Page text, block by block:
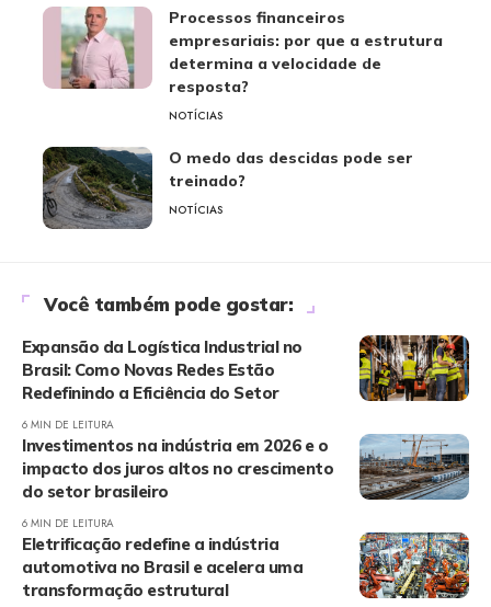
Processos financeiros
empresariais: por que a estrutura
determina a velocidade de
resposta?
NOTÍCIAS
O medo das descidas pode ser
treinado?
NOTÍCIAS
Você também pode gostar:
Expansão da Logística Industrial no
Brasil: Como Novas Redes Estão
Redefinindo a Eficiência do Setor
6 MIN DE LEITURA
Investimentos na indústria em 2026 e o
impacto dos juros altos no crescimento
do setor brasileiro
6 MIN DE LEITURA
Eletrificação redefine a indústria
automotiva no Brasil e acelera uma
transformação estrutural